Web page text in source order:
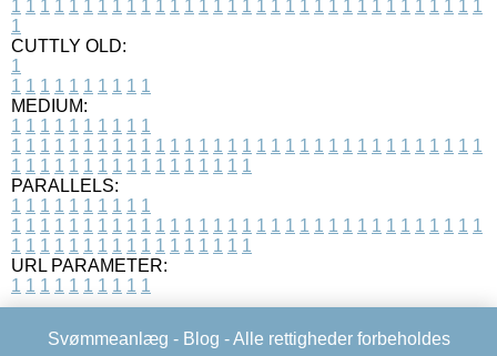
1 1 1 1 1 1 1 1 1 1 1 1 1 1 1 1 1 1 1 1 1 1 1 1 1 1 1 1 1 1 1 1 1
1
CUTTLY OLD:
1
1 1 1 1 1 1 1 1 1 1
MEDIUM:
1 1 1 1 1 1 1 1 1 1
1 1 1 1 1 1 1 1 1 1 1 1 1 1 1 1 1 1 1 1 1 1 1 1 1 1 1 1 1 1 1 1 1
1 1 1 1 1 1 1 1 1 1 1 1 1 1 1 1 1
PARALLELS:
1 1 1 1 1 1 1 1 1 1
1 1 1 1 1 1 1 1 1 1 1 1 1 1 1 1 1 1 1 1 1 1 1 1 1 1 1 1 1 1 1 1 1
1 1 1 1 1 1 1 1 1 1 1 1 1 1 1 1 1
URL PARAMETER:
1 1 1 1 1 1 1 1 1 1
Svømmeanlæg - Blog - Alle rettigheder forbeholdes